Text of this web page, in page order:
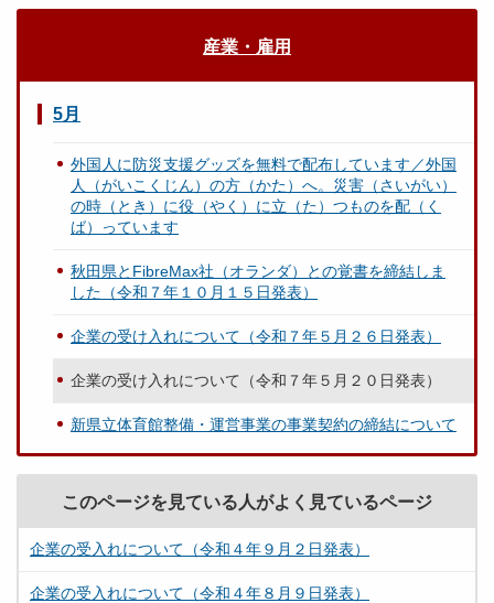
産業・雇用
5月
外国人に防災支援グッズを無料で配布しています／外国
人（がいこくじん）の方（かた）へ。災害（さいがい）
の時（とき）に役（やく）に立（た）つものを配（く
ば）っています
秋田県とFibreMax社（オランダ）との覚書を締結しま
した（令和７年１０月１５日発表）
企業の受け入れについて（令和７年５月２６日発表）
企業の受け入れについて（令和７年５月２０日発表）
新県立体育館整備・運営事業の事業契約の締結について
このページを見ている人がよく見ているページ
企業の受入れについて（令和４年９月２日発表）
企業の受入れについて（令和４年８月９日発表）